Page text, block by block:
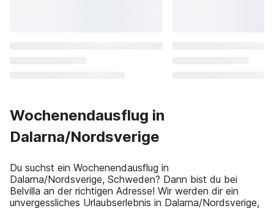
Wochenendausflug in
Dalarna/Nordsverige
Du suchst ein Wochenendausflug in
Dalarna/Nordsverige, Schweden? Dann bist du bei
Belvilla an der richtigen Adresse! Wir werden dir ein
unvergessliches Urlaubserlebnis in Dalarna/Nordsverige,